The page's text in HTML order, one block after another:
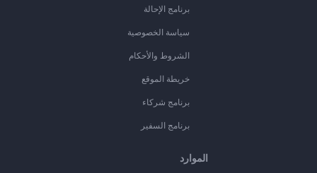
برنامج الإحالة
سياسة الخصوصية
الشروط والأحكام
خريطة الموقع
برنامج شركاء
برنامج السفير
الموارد